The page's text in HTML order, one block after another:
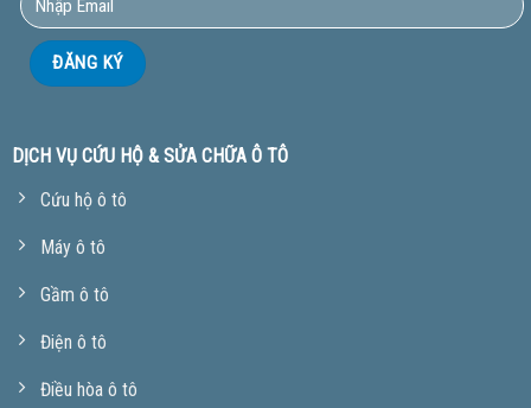
DỊCH VỤ CỨU HỘ & SỬA CHỮA Ô TÔ
Cứu hộ ô tô
Máy ô tô
Gầm ô tô
Điện ô tô
Điều hòa ô tô